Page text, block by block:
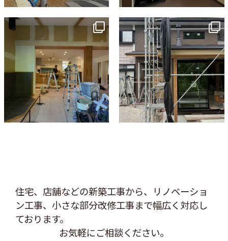
tomohouseinc
tomohouseinc
6月 3
住宅、店舗などの新築工事から、リノベーショ
ン工事、 小さな部分改修工事まで幅広く対応し
ております。
お気軽にご相談ください。